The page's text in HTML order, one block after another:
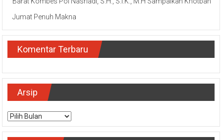
Jumat Penuh Makna
Komentar Terbaru
Arsip
Arsip